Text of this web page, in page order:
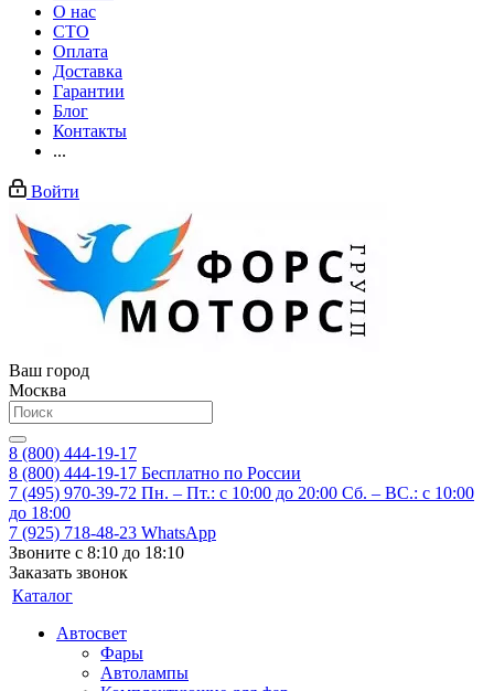
О нас
СТО
Оплата
Доставка
Гарантии
Блог
Контакты
...
Войти
Ваш город
Москва
8 (800) 444-19-17
8 (800) 444-19-17 Бесплатно по России
7 (495) 970-39-72 Пн. – Пт.: с 10:00 до 20:00 Сб. – ВС.: c 10:00
до 18:00
7 (925) 718-48-23 WhatsApp
Звоните с 8:10 до 18:10
Заказать звонок
Каталог
Автосвет
Фары
Автолампы